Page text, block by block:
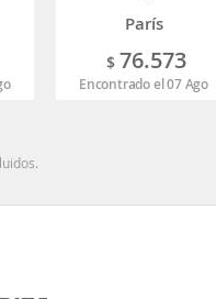
París
$ 76.573
Encontrado el 07 Ago